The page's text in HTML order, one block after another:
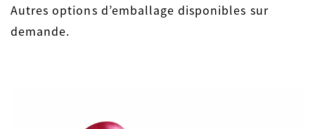
Autres options d’emballage disponibles sur
demande.